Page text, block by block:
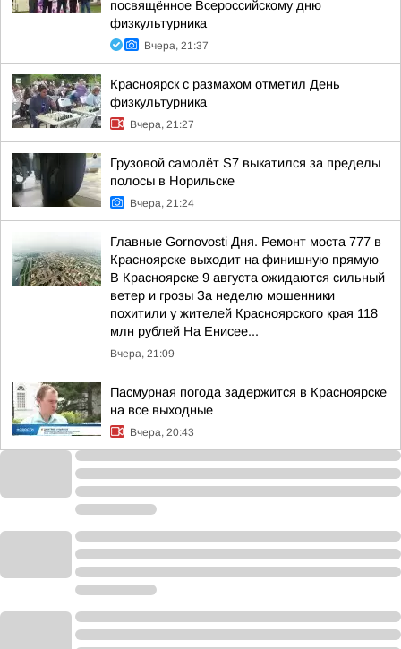
посвящённое Всероссийскому дню
физкультурника
Вчера, 21:37
Красноярск с размахом отметил День
физкультурника
Вчера, 21:27
Грузовой самолёт S7 выкатился за пределы
полосы в Норильске
Вчера, 21:24
Главные Gornovosti Дня. Ремонт моста 777 в
Красноярске выходит на финишную прямую
В Красноярске 9 августа ожидаются сильный
ветер и грозы За неделю мошенники
похитили у жителей Красноярского края 118
млн рублей На Енисее...
Вчера, 21:09
Пасмурная погода задержится в Красноярске
на все выходные
Вчера, 20:43